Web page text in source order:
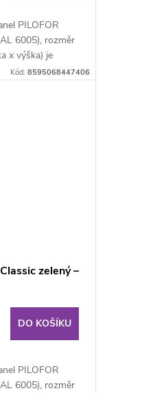
PILOFOR
6005), rozměr
x výška) je
Kód: 8595068447406
zelený –
DO KOŠÍKU
PILOFOR
6005), rozměr